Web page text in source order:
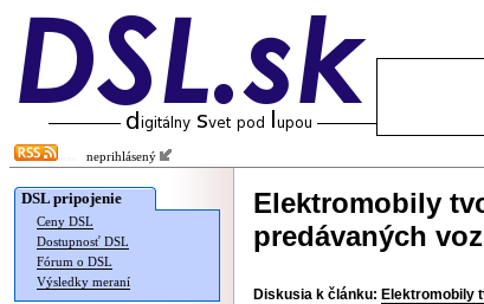
neprihlásený
DSL pripojenie
Ceny DSL
Dostupnosť DSL
Fórum o DSL
Výsledky meraní
Elektromobily
predávaných
Diskusia k článku: Elektromobily